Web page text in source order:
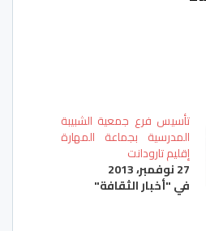
تأسيس فرع جمعية الشبيبة
المدرسية بجماعة المهارة
إقليم تارودانت
27 نوفمبر، 2013
في "أخبار الثقافة"